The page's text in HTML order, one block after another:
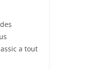
a tout